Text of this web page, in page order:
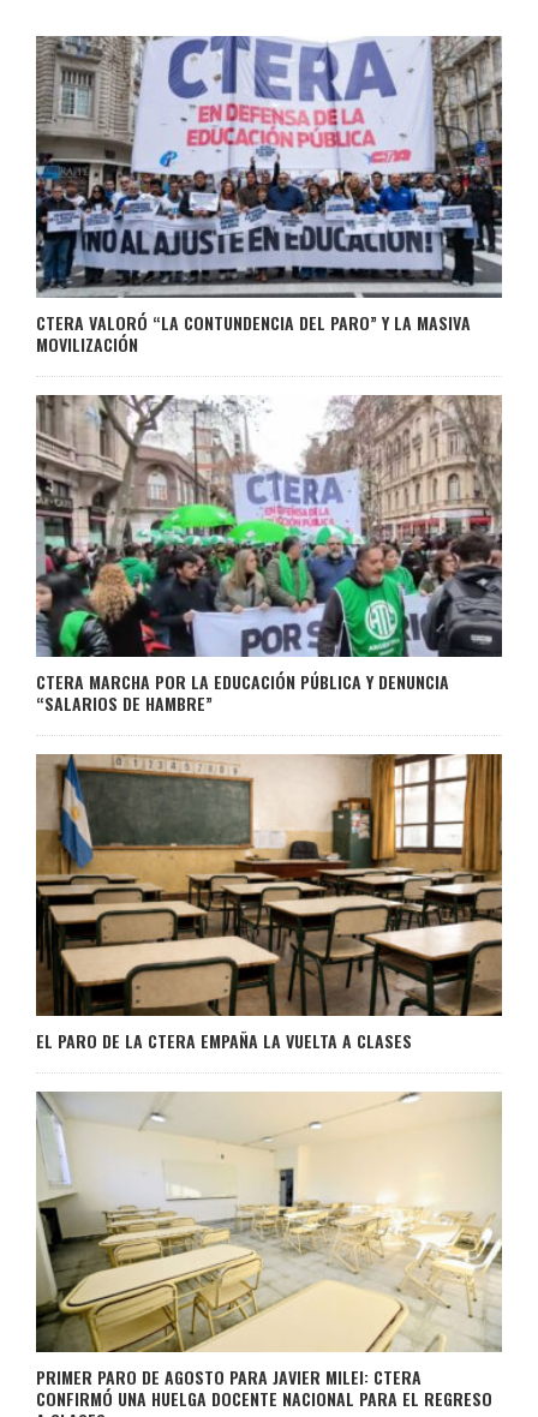
CTERA VALORÓ “LA CONTUNDENCIA DEL PARO” Y LA MASIVA
MOVILIZACIÓN
CTERA MARCHA POR LA EDUCACIÓN PÚBLICA Y DENUNCIA
“SALARIOS DE HAMBRE”
EL PARO DE LA CTERA EMPAÑA LA VUELTA A CLASES
PRIMER PARO DE AGOSTO PARA JAVIER MILEI: CTERA
CONFIRMÓ UNA HUELGA DOCENTE NACIONAL PARA EL REGRESO